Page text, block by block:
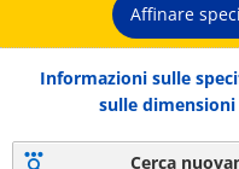
Affinare
Informazioni sulle
sulle dimensioni
Cerca